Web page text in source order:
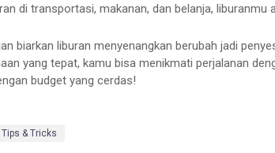
di transportasi, makanan, dan belanja, liburanmu
biarkan liburan menyenangkan berubah jadi
yang tepat, kamu bisa menikmati perjalanan
budget yang cerdas!
Tips & Tricks